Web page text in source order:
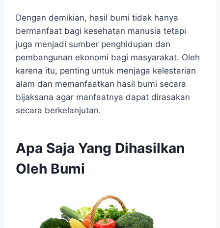
Dengan demikian, hasil bumi tidak hanya
bermanfaat bagi kesehatan manusia tetapi
juga menjadi sumber penghidupan dan
pembangunan ekonomi bagi masyarakat. Oleh
karena itu, penting untuk menjaga kelestarian
alam dan memanfaatkan hasil bumi secara
bijaksana agar manfaatnya dapat dirasakan
secara berkelanjutan.
Apa Saja Yang Dihasilkan
Oleh Bumi